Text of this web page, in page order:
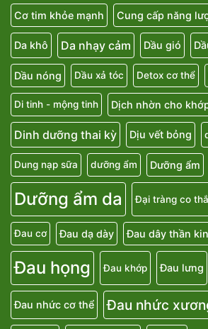
Cơ tim khỏe mạnh Cung cấp năng
Da khô Da nhạy cảm Dầu gió
Dầu nóng Dầu xả tóc Detox cơ thể
Di tinh - mộng tinh Dịch nhờn cho
Dinh dưỡng thai kỳ Dịu vết bỏng
Dung nạp sữa dưỡng ẩm Dưỡng ẩm
Dưỡng ẩm da Đại tràng co
Đau cơ Đau dạ dày Đau dây thần
Đau họng Đau khớp Đau lưng
Đau nhức cơ thể Đau nhức